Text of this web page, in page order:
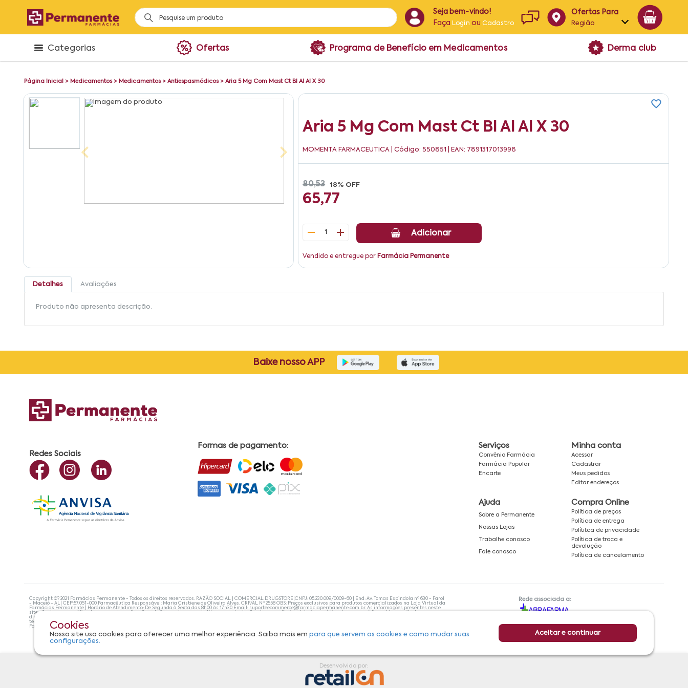
Seja bem-vindo!
Faça Login ouCadastro
Ofertas Para
Região
Alagoas
Categorias Ofertas Programa de Benefício em Medicamentos Derma club
Página Inicial > Medicamentos> Medicamentos> Antiespasmódicos> Aria 5 Mg Com Mast Ct Bl Al Al X 30
Aria 5 Mg Com Mast Ct Bl Al Al X 30
MOMENTA FARMACEUTICA | Código: 550851 | EAN: 7891317013998
80,53 18% OFF
65,77
1 Adicionar
Vendido e entregue por Farmácia Permanente
Detalhes Avaliações
Produto não apresenta descrição.
Cookies
Nosso site usa cookies para oferecer uma melhor experiência. Saiba mais empara que servem os cookies e como mudar suas
configurações.
Aceitar e continuar
Baixe nosso APP
Redes Sociais
Formas de pagamento: Serviços
Convênio Farmácia
Farmácia Popular
Encarte
Minha conta
Acessar
Cadastrar
Meus pedidos
Editar endereços
Ajuda
Sobre a Permanente
Nossas Lojas
Trabalhe conosco
Fale conosco
Compra Online
Política de preços
Política de entrega
Polítitca de privacidade
Política de troca e
devolução
Política de cancelamento
Copyright ©? 2021 Farmácias Permanente - Todos os direitos reservados. RAZÃO SOCIAL | COMERCIAL DRUGSTORE|CNPJ: 05.230.009/0009-60 | End: Av. Tomas Espindola nº 630 - Farol
- Maceió - AL| CEP:57.051-000 Farmacêutica Responsável: Maria Cristiene de Oliveira Alves, CRF/AL Nº 2558 OBS: Preços exclusivos para produtos comercializados na Loja Virtual da
Farmácias Permanente | Horário de Atendimento: De Segunda à Sexta das 8h00 às 17h30 Email: suporteecommerce@farmaciapermanente.com.br. As informações presentes neste
site não devem ser utilizadas para automedicação e, de forma alguma, substituem as orientações de um profissional da área médica. Apenas o médico está capacitado para
diagnosticar problemas de saúde e prescrever o tratamento adequado. Se os sintomas persistirem, um médico deve ser consultado. A Farmácia Permanente trabalha com as
tecnologias mais avançadas de proteção de dados, para que você possa realizar suas compras com tranquilidade. A privacidade e a segurança dos clientes são compromissos da
Farmácias Permanente. Todos os pedidos efetuados estão sujeitos à confirmação da disponibilidade de produto em nosso estoque.
Rede associada a:
Desenvolvido por: